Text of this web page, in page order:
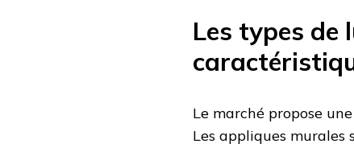
Les types de
Le marché propose
Les appliques